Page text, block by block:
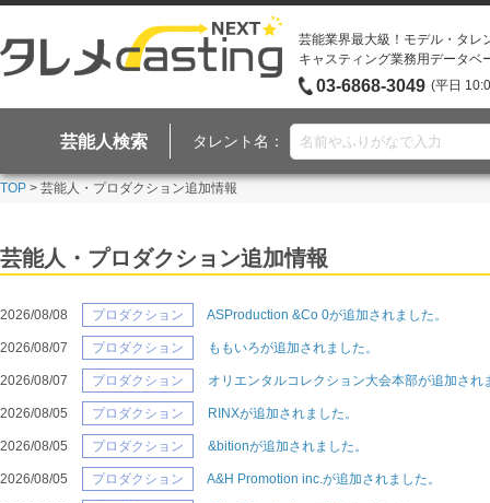
芸能業界最大級！モデル・タレ
キャスティング業務用データベ
03-6868-3049 (平日
芸能人検索 タレント名：
TOP > 芸能人・プロダクション追加情報
芸能人・プロダクション追加情報
2026/08/08 プロダクション ASProduction &Co 0が追加されました。
2026/08/07 プロダクション ももいろが追加されました。
2026/08/07 プロダクション オリエンタルコレクション大会本部が追加され
2026/08/05 プロダクション RINXが追加されました。
2026/08/05 プロダクション &bitionが追加されました。
2026/08/05 プロダクション A&H Promotion inc.が追加されました。